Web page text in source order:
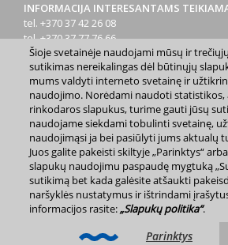
INFORMACIJA INTERESANTAMS
tel. +370 37 42 26 08
tel. +370 37 77 76 66
tel. +370 660 07000
el. p.info@kaunas.lt
2023 m. Kauno miesto savivaldybė.
www.kaunas.lt skelbiamą informaciją be
Svetainės žemėlapis »
Šioje svetainėje naudojami mūsų ir
sutikimas nereikalingas dėl būtinųjų
mums valdyti interneto svetainę ir
naudojimo. Norėdami naudoti statistikos,
rinkodaros slapukus, turime gauti jūsų
naudojame siekdami tobulinti svetainę,
naudojimąsi ja bei pasiūlyti jums aktualų
Juos galite pakeisti skiltyje „Parinktys“
slapukų naudojimu paspaudę mygtuką
sutikimą bet kada galėsite atšaukti
naršyklės nustatymus ir ištrindami
informacijos rasite:„Slapukų politika“.
Parinktys